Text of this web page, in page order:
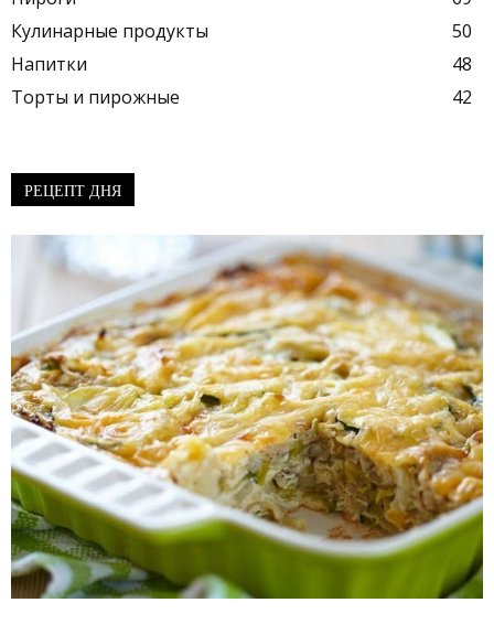
Кулинарные продукты
50
Напитки
48
Торты и пирожные
42
РЕЦЕПТ ДНЯ